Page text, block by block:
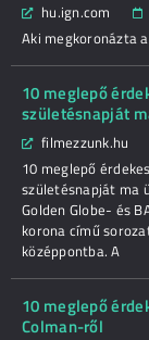
hu.ign.com
Aki megkoronázta
10 meglepő
születésnapját
filmezzunk.hu
10 meglepő
születésnapját ma
Golden Globe- és
korona című
középpontba. A
10 meglepő
Colman-ről